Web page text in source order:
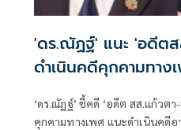
'ดร.ณัฏฐ์' แนะ 'อดีตส
ดำเนินคดีคุกคามทาง
‘ดร.ณัฏฐ์’ ชี้คดี ‘อดีต สส.แก้ว
คุกคามทางเพศ แนะดำเนินคดี